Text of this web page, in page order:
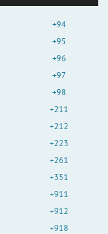
+94
+95
+96
+97
+98
+211
+212
+223
+261
+351
+911
+912
+918